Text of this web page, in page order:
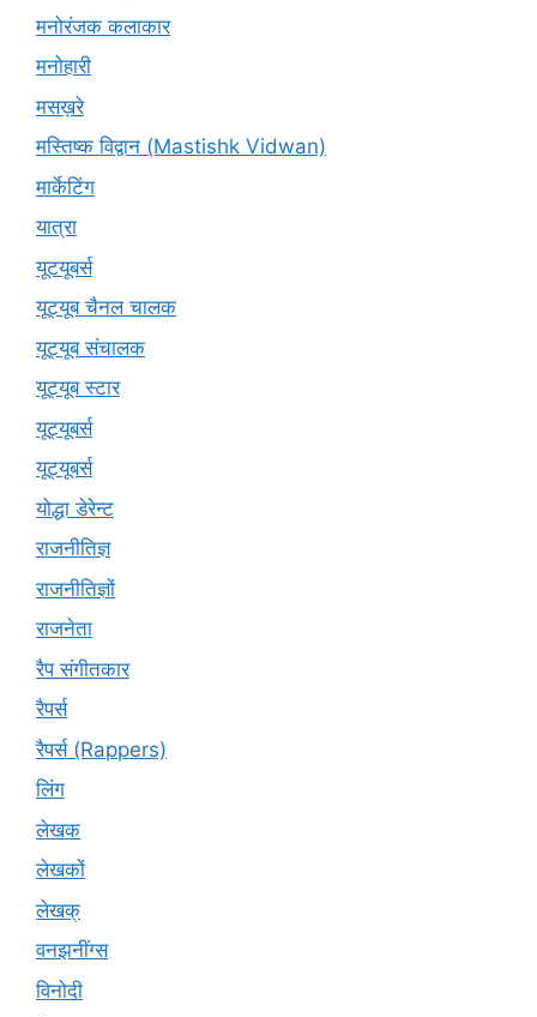
मनोरंजक कलाकार
मनोहारी
मसख़रे
मस्तिष्क विद्वान (Mastishk Vidwan)
मार्केटिंग
यात्रा
यूटयूबर्स
यूट्यूब चैनल चालक
यूट्यूब संचालक
यूट्यूब स्टार
यूट्‍यूबर्स
यूट्यूबर्स
योद्धा डेरेन्ट
राजनीतिज्ञ
राजनीतिज्ञों
राजनेता
रैप संगीतकार
रैपर्स
रैपर्स (Rappers)
लिंग
लेखक
लेखकों
लेखक्
वनझनींग्स
विनोदी